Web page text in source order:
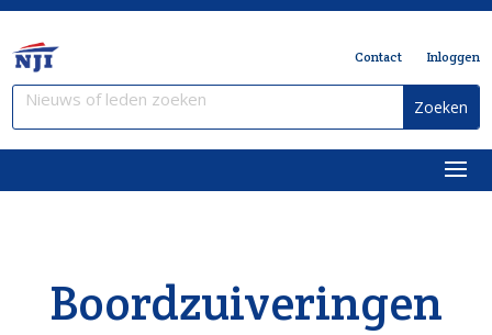
Contact Inloggen
Boordzuiveringen